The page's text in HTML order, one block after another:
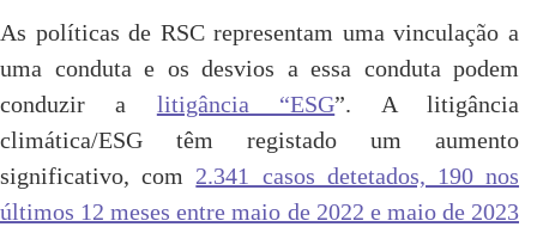
As políticas de RSC representam uma vinculação a
uma conduta e os desvios a essa conduta podem
conduzir a litigância “ESG”. A litigância
climática/ESG têm registado um aumento
significativo, com 2.341 casos detetados, 190 nos
últimos 12 meses entre maio de 2022 e maio de 2023